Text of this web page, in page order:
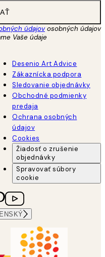
údajovosobných údajov
Vaše údaje
Desenio Art Advice
Zákaznícka podpora
Sledovanie objednávky
Obchodné podmienky
predaja
Ochrana osobných
údajov
Cookies
Žiadosť o zrušenie
objednávky
Spravovať súbory
cookie